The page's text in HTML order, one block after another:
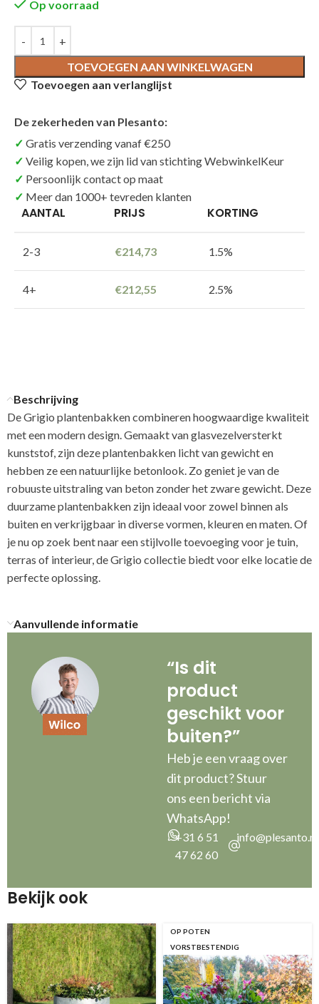
Op voorraad
TOEVOEGEN AAN WINKELWAGEN
Toevoegen aan verlanglijst
De zekerheden van Plesanto:
Gratis verzending vanaf €250
Veilig kopen, we zijn lid van stichting WebwinkelKeur
Persoonlijk contact op maat
Meer dan 1000+ tevreden klanten
AANTAL PRIJS KORTING
2-3 €214,73 1.5%
4+ €212,55 2.5%
Beschrijving
De Grigio plantenbakken combineren hoogwaardige kwaliteit
met een modern design. Gemaakt van glasvezelversterkt
kunststof, zijn deze plantenbakken licht van gewicht en
hebben ze een natuurlijke betonlook. Zo geniet je van de
robuuste uitstraling van beton zonder het zware gewicht. Deze
duurzame plantenbakken zijn ideaal voor zowel binnen als
buiten en verkrijgbaar in diverse vormen, kleuren en maten. Of
je nu op zoek bent naar een stijlvolle toevoeging voor je tuin,
terras of interieur, de Grigio collectie biedt voor elke locatie de
perfecte oplossing.
Aanvullende informatie
“Is dit
product
geschikt voor
buiten?”
Heb je een vraag over
dit product? Stuur
ons een bericht via
WhatsApp!
+31 6 51
47 62 60
info@plesanto.nl
Bekijk ook
OP POTEN
VORSTBESTENDIG